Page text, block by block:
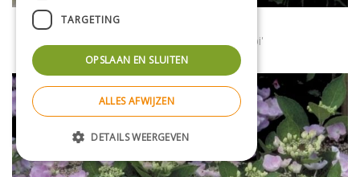
Hydrangea macrophylla 'Hanabi'
TARGETING
OPSLAAN EN SLUITEN
ALLES AFWIJZEN
DETAILS WEERGEVEN